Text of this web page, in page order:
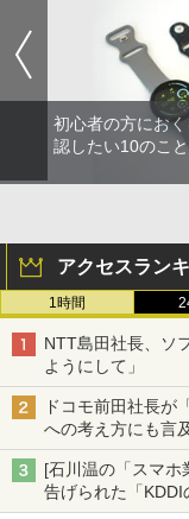
初心者の方にお
認したい10のこと
アクセスラン
1時間
NTT島田社長、ソ
ようにして」
ドコモ前田社長が
への考え方にも言
[石川温の「スマホ
告げられた「KDDI
穴と楽天モバイル